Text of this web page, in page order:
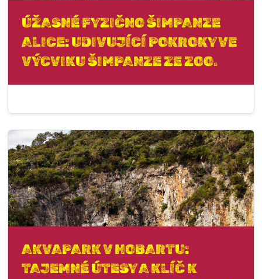
ÚŽASNÉ FYZIČNO ŠIMPANZE
ALICE: UDIVUJÍCÍ POKROKY VE
VÝCVIKU ŠIMPANZE ZE ZOO.
AKVAPARK V HOBARTU:
TAJEMNÉ ÚTESY A KLÍČ K